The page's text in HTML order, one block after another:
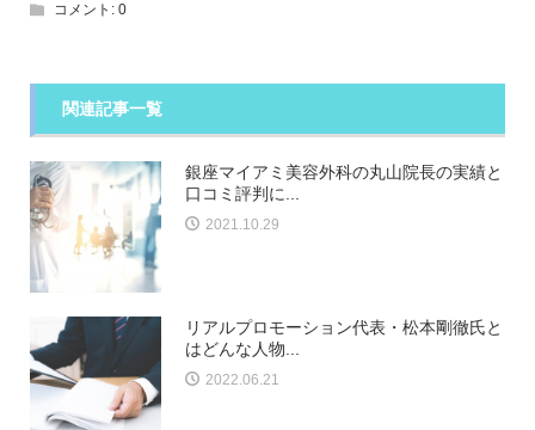
コメント: 0
関連記事一覧
銀座マイアミ美容外科の丸山院長の実績と
口コミ評判に...
2021.10.29
リアルプロモーション代表・松本剛徹氏と
はどんな人物...
2022.06.21